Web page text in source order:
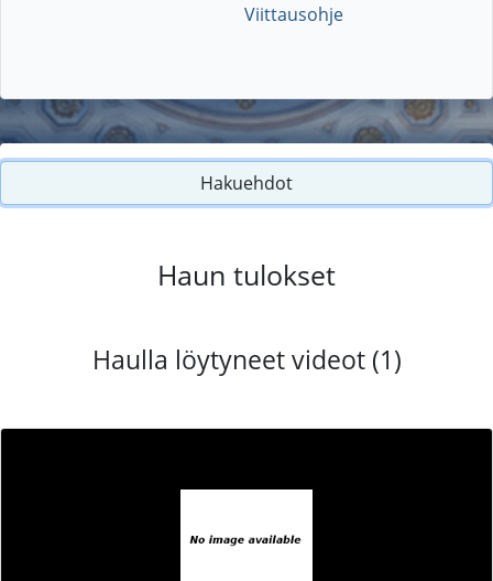
Viittausohje
Hakuehdot
Haun tulokset
Haulla löytyneet videot (1)